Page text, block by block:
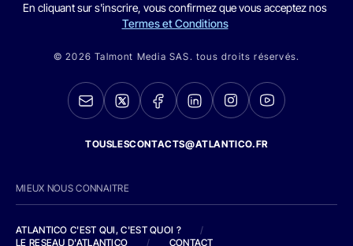
En cliquant sur s'inscrire, vous confirmez que vous acceptez nos
Termes et Conditions
© 2026 Talmont Media SAS. tous droits réservés.
TOUSLESCONTACTS@ATLANTICO.FR
MIEUX NOUS CONNAITRE
ATLANTICO C'EST QUI, C'EST QUOI ?
/
LE RESEAU D'ATLANTICO
/ CONTACT